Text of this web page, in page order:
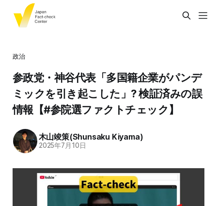
政治
参政党・神谷代表「多国籍企業がパンデ
ミックを引き起こした」? 検証済みの誤
情報【#参院選ファクトチェック】
木山竣策(Shunsaku Kiyama)
2025年7月10日